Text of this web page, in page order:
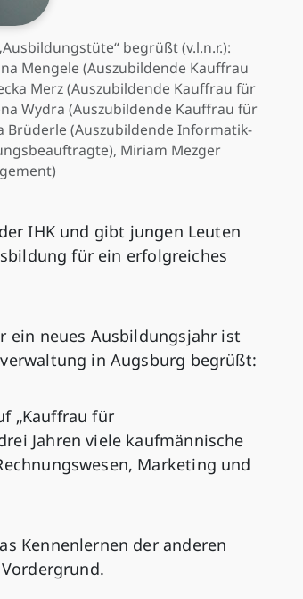
begrüßt (v.l.n.r.):
Mengele (Auszubildende Kauffrau
Merz (Auszubildende Kauffrau für
Wydra (Auszubildende Kauffrau für
Brüderle (Auszubildende Informatik-
Miriam Mezger
IHK und gibt jungen Leuten
für ein erfolgreiches
ein neues Ausbildungsjahr ist
in Augsburg begrüßt:
„Kauffrau für
Jahren viele kaufmännische
Marketing und
Kennenlernen der anderen